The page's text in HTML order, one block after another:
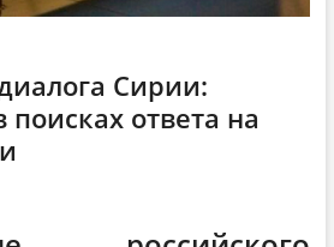
Сирии:
ответа на